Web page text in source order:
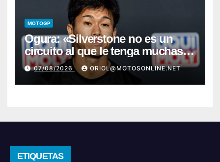
MOTOGP
Ogura: «Silverstone no es un
circuito al que le tenga muchas
ganas»
07/08/2026 ORIOL@MOTOSONLINE.NET
ETIQUETAS